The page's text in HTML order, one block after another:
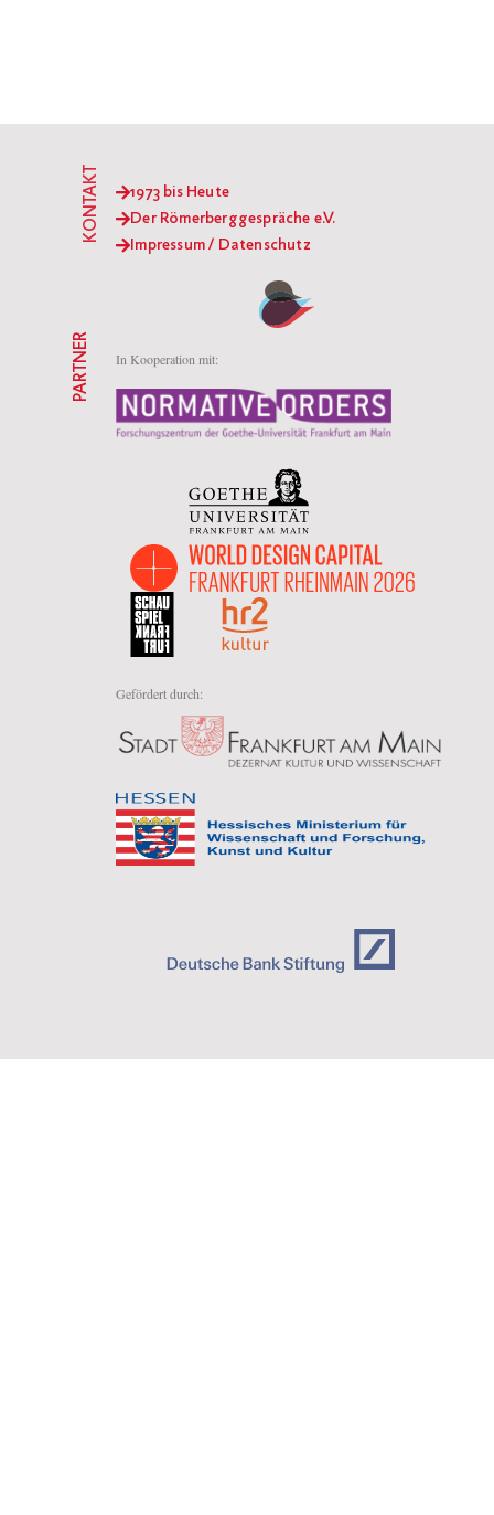
1973 bis Heute
Der Römerberggespräche e.V.
Impressum / Datenschutz
KONTAKT
In Kooperation mit:
Gefördert durch:
PARTNER